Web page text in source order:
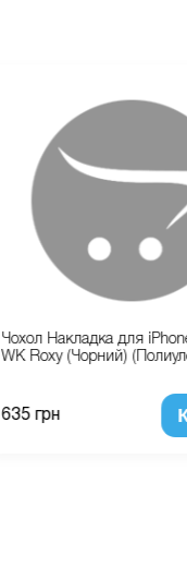
Чохол Накладка для
WK Roxy (Чорний)
635 грн